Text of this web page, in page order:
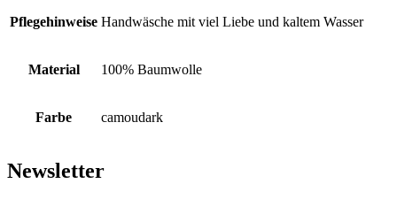
Pflegehinweise Handwäsche mit viel Liebe und kaltem Wasser
Material 100% Baumwolle
Farbe camoudark
Newsletter